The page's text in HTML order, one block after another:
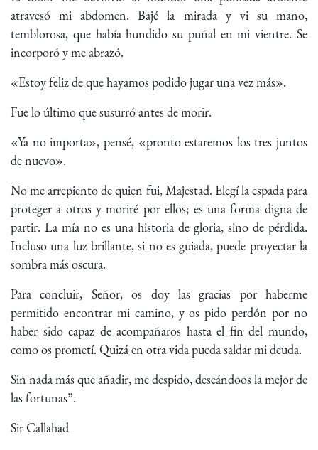
atravesó mi abdomen. Bajé la mirada y vi su mano,
temblorosa, que había hundido su puñal en mi vientre. Se
incorporó y me abrazó.
«Estoy feliz de que hayamos podido jugar una vez más».
Fue lo último que susurró antes de morir.
«Ya no importa», pensé, «pronto estaremos los tres juntos
de nuevo».
No me arrepiento de quien fui, Majestad. Elegí la espada para
proteger a otros y moriré por ellos; es una forma digna de
partir. La mía no es una historia de gloria, sino de pérdida.
Incluso una luz brillante, si no es guiada, puede proyectar la
sombra más oscura.
Para concluir, Señor, os doy las gracias por haberme
permitido encontrar mi camino, y os pido perdón por no
haber sido capaz de acompañaros hasta el fin del mundo,
como os prometí. Quizá en otra vida pueda saldar mi deuda.
Sin nada más que añadir, me despido, deseándoos la mejor de
las fortunas”.
Sir Callahad